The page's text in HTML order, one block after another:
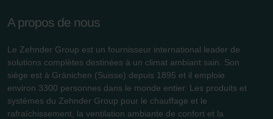
Limitet Şirketi: Web Sitesi Çerezleri
Zehnder Group Sales International: Privacy Policy
Zehnder Group Schweiz AG: Datenschutz
Zehnder Polska Sp. z o.o.: Oświadczenie o ochronie
danych Zehnder
Zehnder Group UK Limited: Privacy Policy
A propos de nous
Le Zehnder Group est un fournisseur international leader de
solutions complètes destinées à un climat ambiant sain. Son
siège est à Gränichen (Suisse) depuis 1895 et il emploie
environ 3300 personnes dans le monde entier. Les produits et
systèmes du Zehnder Group pour le chauffage et le
rafraîchissement, la ventilation ambiante de confort et la